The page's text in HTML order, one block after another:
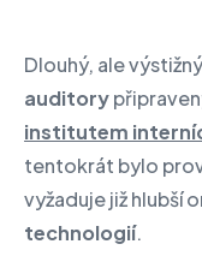
Dlouhý, ale
auditory
institutem
tentokrát bylo
vyžaduje již hlubší
technologií.